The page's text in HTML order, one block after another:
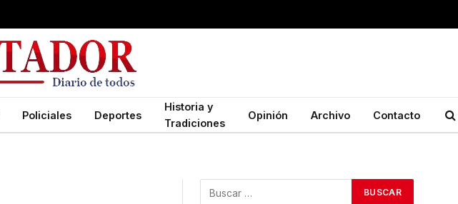
Policiales Deportes
Historia y
Tradiciones
Opinión Archivo Contacto